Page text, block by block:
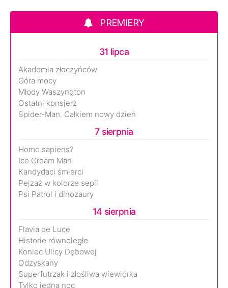
PREMIERY
31 lipca
Akademia złoczyńców
Góra mocy
Młody Waszyngton
Ostatni konsjerż
Spider-Man. Całkiem nowy dzień
7 sierpnia
Homo sapiens?
Ice Cream Man
Kandydaci śmierci
Pejzaż w kolorze sepii
Psi Patrol i dinozaury
14 sierpnia
Flavia de Luce
Historie równoległe
Koniec Ulicy Dębowej
Odzyskany
Superfutrzak i złośliwa wiewiórka
Tylko jedna noc